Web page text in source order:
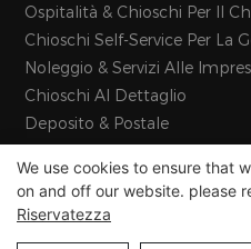
Ospitalità & Chioschi Per Il
Chioschi Self-Service Per La
Noleggio & Servizi Alle
Chioschi Al Dettaglio
Deposito & Postale
Trasporti & Turismo
Copyright © 2026 E-Star
We use cookies to ensure that
on and off our website. please
Riservatezza